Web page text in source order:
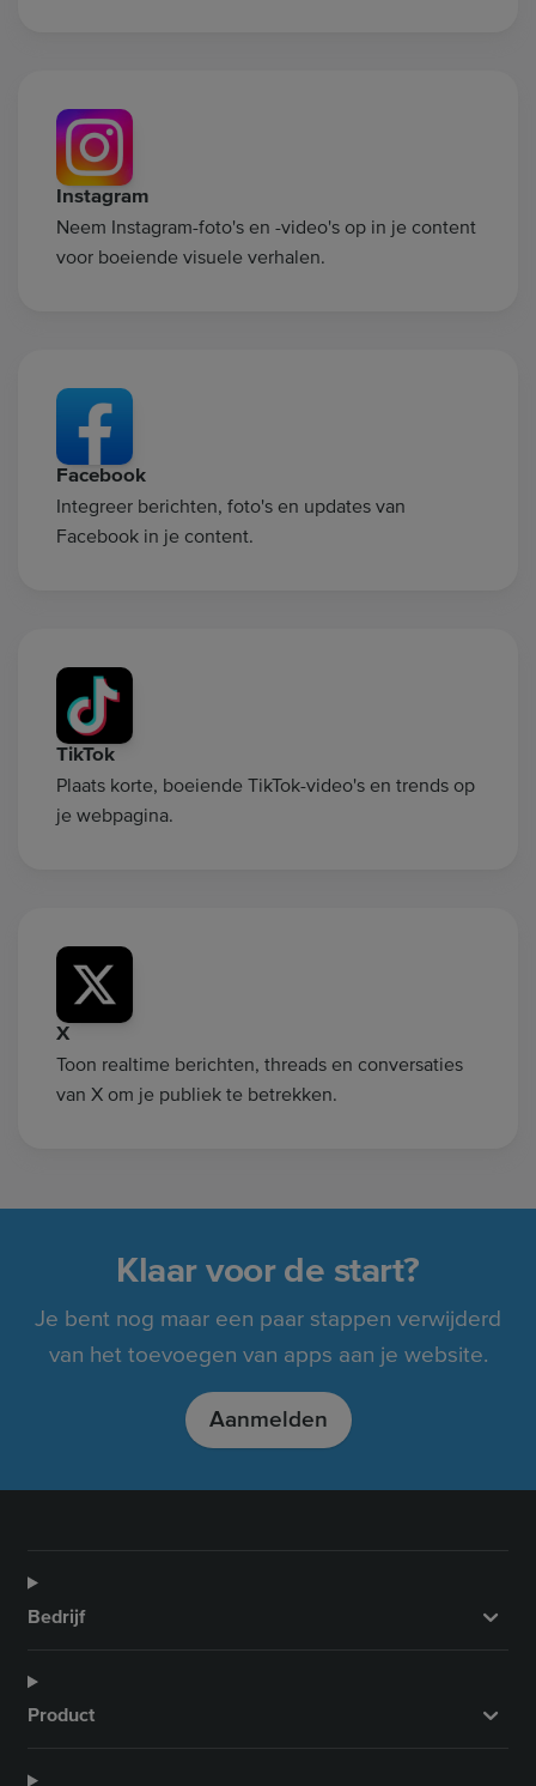
Instagram
Neem Instagram-foto's en -video's op in je content
voor boeiende visuele verhalen.
Facebook
Integreer berichten, foto's en updates van
Facebook in je content.
TikTok
Plaats korte, boeiende TikTok-video's en trends op
je webpagina.
X
Toon realtime berichten, threads en conversaties
van X om je publiek te betrekken.
Klaar voor de start?
Je bent nog maar een paar stappen verwijderd
van het toevoegen van apps aan je website.
Aanmelden
Bedrijf
Product